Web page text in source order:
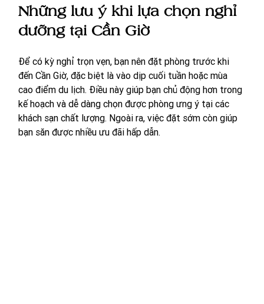
Những lưu ý khi lựa chọn nghỉ
dưỡng tại Cần Giờ
Để có kỳ nghỉ trọn vẹn, bạn nên đặt phòng trước khi
đến Cần Giờ, đặc biệt là vào dịp cuối tuần hoặc mùa
cao điểm du lịch. Điều này giúp bạn chủ động hơn trong
kế hoạch và dễ dàng chọn được phòng ưng ý tại các
khách sạn chất lượng. Ngoài ra, việc đặt sớm còn giúp
bạn săn được nhiều ưu đãi hấp dẫn.